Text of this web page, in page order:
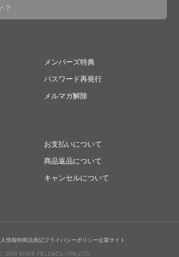
メンバーズ特典
パスワード再発行
メルマガ解除
お支払いについて
商品返品について
キャンセルについて
情報特商法表記プライバシーポリシー企業サイト
2024 RIVER FIELD&Co.1996,LTD.